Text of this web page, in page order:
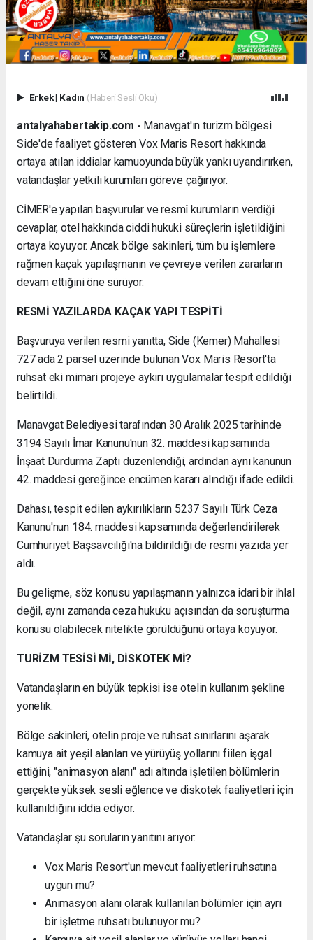
Erkek| Kadın (Haberi Sesli Oku)
antalyahabertakip.com - Manavgat'ın turizm bölgesi
Side'de faaliyet gösteren Vox Maris Resort hakkında
ortaya atılan iddialar kamuoyunda büyük yankı uyandırırken,
vatandaşlar yetkili kurumları göreve çağırıyor.
CİMER'e yapılan başvurular ve resmî kurumların verdiği
cevaplar, otel hakkında ciddi hukuki süreçlerin işletildiğini
ortaya koyuyor. Ancak bölge sakinleri, tüm bu işlemlere
rağmen kaçak yapılaşmanın ve çevreye verilen zararların
devam ettiğini öne sürüyor.
RESMİ YAZILARDA KAÇAK YAPI TESPİTİ
Başvuruya verilen resmi yanıtta, Side (Kemer) Mahallesi
727 ada 2 parsel üzerinde bulunan Vox Maris Resort'ta
ruhsat eki mimari projeye aykırı uygulamalar tespit edildiği
belirtildi.
Manavgat Belediyesi tarafından 30 Aralık 2025 tarihinde
3194 Sayılı İmar Kanunu'nun 32. maddesi kapsamında
İnşaat Durdurma Zaptı düzenlendiği, ardından aynı kanunun
42. maddesi gereğince encümen kararı alındığı ifade edildi.
Dahası, tespit edilen aykırılıkların 5237 Sayılı Türk Ceza
Kanunu'nun 184. maddesi kapsamında değerlendirilerek
Cumhuriyet Başsavcılığı'na bildirildiği de resmi yazıda yer
aldı.
Bu gelişme, söz konusu yapılaşmanın yalnızca idari bir ihlal
değil, aynı zamanda ceza hukuku açısından da soruşturma
konusu olabilecek nitelikte görüldüğünü ortaya koyuyor.
TURİZM TESİSİ Mİ, DİSKOTEK Mİ?
Vatandaşların en büyük tepkisi ise otelin kullanım şekline
yönelik.
Bölge sakinleri, otelin proje ve ruhsat sınırlarını aşarak
kamuya ait yeşil alanları ve yürüyüş yollarını fiilen işgal
ettiğini, "animasyon alanı" adı altında işletilen bölümlerin
gerçekte yüksek sesli eğlence ve diskotek faaliyetleri için
kullanıldığını iddia ediyor.
Vatandaşlar şu soruların yanıtını arıyor:
Vox Maris Resort'un mevcut faaliyetleri ruhsatına
uygun mu?
Animasyon alanı olarak kullanılan bölümler için ayrı
bir işletme ruhsatı bulunuyor mu?